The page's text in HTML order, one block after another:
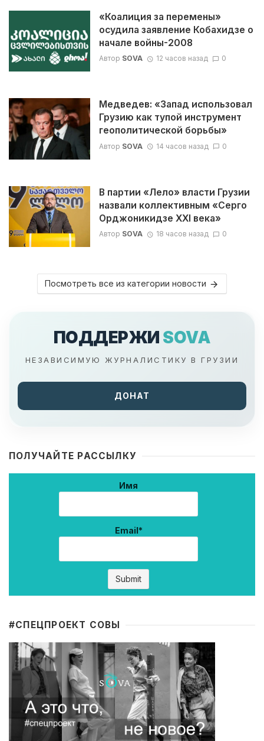
«Коалиция за перемены»
осудила заявление Кобахидзе о
начале войны-2008
Автор SOVA 12 часов назад 0
Медведев: «Запад использовал
Грузию как тупой инструмент
геополитической борьбы»
Автор SOVA 14 часов назад 0
В партии «Лело» власти Грузии
назвали коллективным «Серго
Орджоникидзе XXI века»
Автор SOVA 18 часов назад 0
Посмотреть все из категории новости
ПОДДЕРЖИ SOVA
НЕЗАВИСИМУЮ ЖУРНАЛИСТИКУ В ГРУЗИИ
ДОНАТ
ПОЛУЧАЙТЕ РАССЫЛКУ
Имя
Email*
#CПЕЦПРОЕКТ СОВЫ